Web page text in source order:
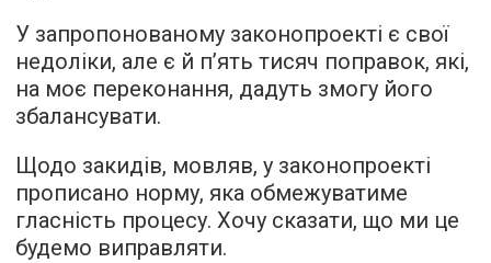
У запропонованому законопроекті є свої
недоліки, але є й п’ять тисяч поправок, які,
на моє переконання, дадуть змогу його
збалансувати.
Щодо закидів, мовляв, у законопроекті
прописано норму, яка обмежуватиме
гласність процесу. Хочу сказати, що ми це
будемо виправляти.